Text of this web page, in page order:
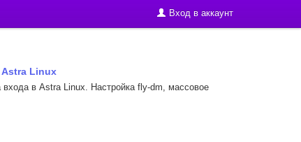
Вход в аккаунт
Linux
входа в Astra Linux. Настройка fly-dm, массовое